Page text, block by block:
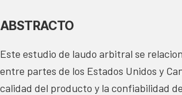
ABSTRACTO
Este estudio de laudo arbitral se
entre partes de los Estados Unidos y
calidad del producto y la confiabilidad